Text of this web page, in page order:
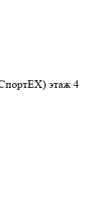
этаж 4